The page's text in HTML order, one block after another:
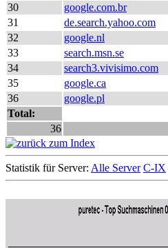
30
google.com.br
31
de.search.yahoo.com
32
google.nl
33
search.msn.se
34
search3.vivisimo.com
35
google.ca
36
google.pl
Total:
36
Statistik für Server: Alle Server C-IX